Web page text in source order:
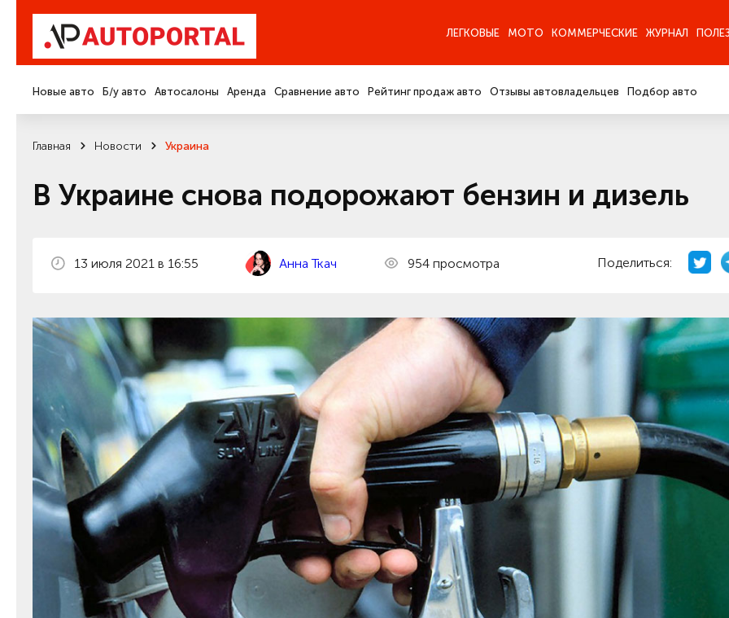
ЛЕГКОВЫЕ МОТО КОММЕРЧЕСКИЕ ЖУРНАЛ
Новые авто Б/у авто Автосалоны Аренда Сравнение авто Рейтинг продаж авто Отзывы автовладельцев Подбор авто
Главная Новости Украина
В Украине снова подорожают бензин и дизель
13 июля 2021 в 16:55 Анна Ткач 954 просмотра Поделиться: